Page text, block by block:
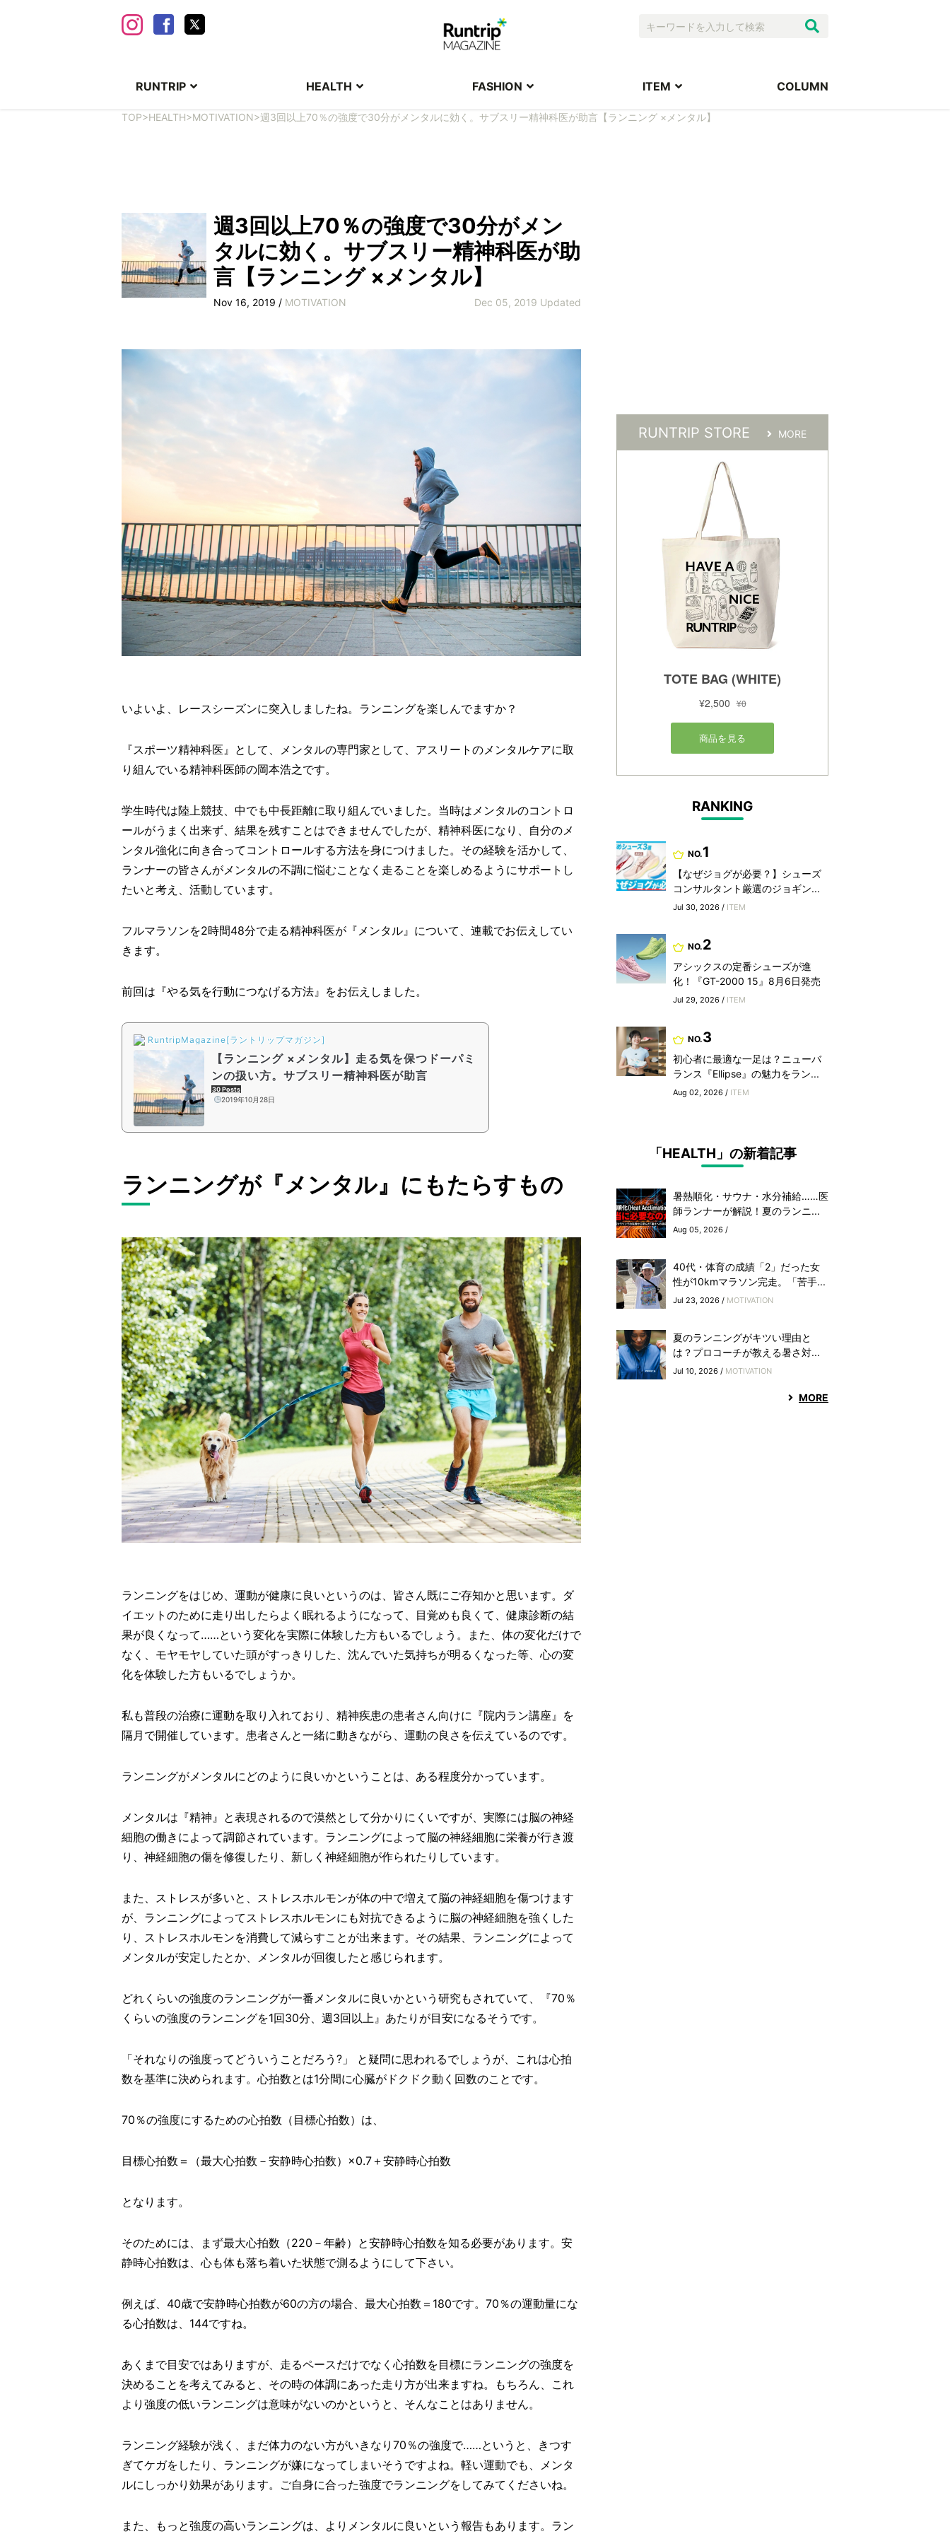
RUNTRIP HEALTH FASHION ITEM COLUMN
TOP>HEALTH>MOTIVATION>週3回以上70％の強度で30分がメンタルに効く。サブスリー精神科医が助言【ランニング ×メンタル】
週3回以上70％の強度で30分がメン
タルに効く。サブスリー精神科医が助
言【ランニング ×メンタル】
Nov 16, 2019 / MOTIVATION Dec 05, 2019 Updated
いよいよ、レースシーズンに突入しましたね。ランニングを楽しんでますか？
『スポーツ精神科医』として、メンタルの専門家として、アスリートのメンタルケアに取
り組んでいる精神科医師の岡本浩之です。
学生時代は陸上競技、中でも中長距離に取り組んでいました。当時はメンタルのコントロ
ールがうまく出来ず、結果を残すことはできませんでしたが、精神科医になり、自分のメ
ンタル強化に向き合ってコントロールする方法を身につけました。その経験を活かして、
ランナーの皆さんがメンタルの不調に悩むことなく走ることを楽しめるようにサポートし
たいと考え、活動しています。
フルマラソンを2時間48分で走る精神科医が『メンタル』について、連載でお伝えしてい
きます。
前回は『やる気を行動につなげる方法』をお伝えしました。
RuntripMagazine[ラントリップマガジン]
【ランニング ×メンタル】走る気を保つドーパミ
ンの扱い方。サブスリー精神科医が助言
30 Posts
2019年10月28日
ランニングが『メンタル』にもたらすもの
ランニングをはじめ、運動が健康に良いというのは、皆さん既にご存知かと思います。ダ
イエットのために走り出したらよく眠れるようになって、目覚めも良くて、健康診断の結
果が良くなって……という変化を実際に体験した方もいるでしょう。また、体の変化だけで
なく、モヤモヤしていた頭がすっきりした、沈んでいた気持ちが明るくなった等、心の変
化を体験した方もいるでしょうか。
私も普段の治療に運動を取り入れており、精神疾患の患者さん向けに『院内ラン講座』を
隔月で開催しています。患者さんと一緒に動きながら、運動の良さを伝えているのです。
ランニングがメンタルにどのように良いかということは、ある程度分かっています。
メンタルは『精神』と表現されるので漠然として分かりにくいですが、実際には脳の神経
細胞の働きによって調節されています。ランニングによって脳の神経細胞に栄養が行き渡
り、神経細胞の傷を修復したり、新しく神経細胞が作られたりしています。
また、ストレスが多いと、ストレスホルモンが体の中で増えて脳の神経細胞を傷つけます
が、ランニングによってストレスホルモンにも対抗できるように脳の神経細胞を強くした
り、ストレスホルモンを消費して減らすことが出来ます。その結果、ランニングによって
メンタルが安定したとか、メンタルが回復したと感じられます。
どれくらいの強度のランニングが一番メンタルに良いかという研究もされていて、『70％
くらいの強度のランニングを1回30分、週3回以上』あたりが目安になるそうです。
「それなりの強度ってどういうことだろう?」 と疑問に思われるでしょうが、これは心拍
数を基準に決められます。心拍数とは1分間に心臓がドクドク動く回数のことです。
70％の強度にするための心拍数（目標心拍数）は、
目標心拍数＝（最大心拍数－安静時心拍数）×0.7＋安静時心拍数
となります。
そのためには、まず最大心拍数（220－年齢）と安静時心拍数を知る必要があります。安
静時心拍数は、心も体も落ち着いた状態で測るようにして下さい。
例えば、40歳で安静時心拍数が60の方の場合、最大心拍数＝180です。70％の運動量にな
る心拍数は、144ですね。
あくまで目安ではありますが、走るペースだけでなく心拍数を目標にランニングの強度を
決めることを考えてみると、その時の体調にあった走り方が出来ますね。もちろん、これ
より強度の低いランニングは意味がないのかというと、そんなことはありません。
ランニング経験が浅く、まだ体力のない方がいきなり70％の強度で……というと、きつす
ぎてケガをしたり、ランニングが嫌になってしまいそうですよね。軽い運動でも、メンタ
ルにしっかり効果があります。ご自身に合った強度でランニングをしてみてくださいね。
また、もっと強度の高いランニングは、よりメンタルに良いという報告もあります。ラン
RUNTRIP STORE MORE
RANKING
NO.1
【なぜジョグが必要？】シューズ
コンサルタント厳選のジョギン...
Jul 30, 2026 / ITEM
NO.2
アシックスの定番シューズが進
化！『GT-2000 15』8月6日発売
Jul 29, 2026 / ITEM
NO.3
初心者に最適な一足は？ニューバ
ランス『Ellipse』の魅力をラン...
Aug 02, 2026 / ITEM
「HEALTH」の新着記事
暑熱順化・サウナ・水分補給……医
師ランナーが解説！夏のランニ...
Aug 05, 2026 /
40代・体育の成績「2」だった女
性が10kmマラソン完走。「苦手...
Jul 23, 2026 / MOTIVATION
夏のランニングがキツい理由と
は？プロコーチが教える暑さ対...
Jul 10, 2026 / MOTIVATION
MORE